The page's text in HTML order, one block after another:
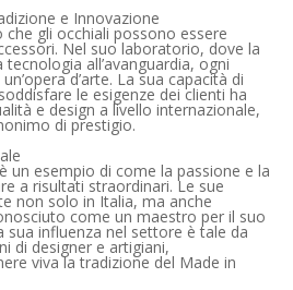
e Innovazione
gli occhiali possono essere
Nel suo laboratorio, dove la
all’avanguardia, ogni
d’arte. La sua capacità di
le esigenze dei clienti ha
e design a livello internazionale,
di prestigio.
un esempio di come la passione e la
a risultati straordinari. Le sue
non solo in Italia, ma anche
come un maestro per il suo
sua influenza nel settore è tale da
di designer e artigiani,
viva la tradizione del Made in